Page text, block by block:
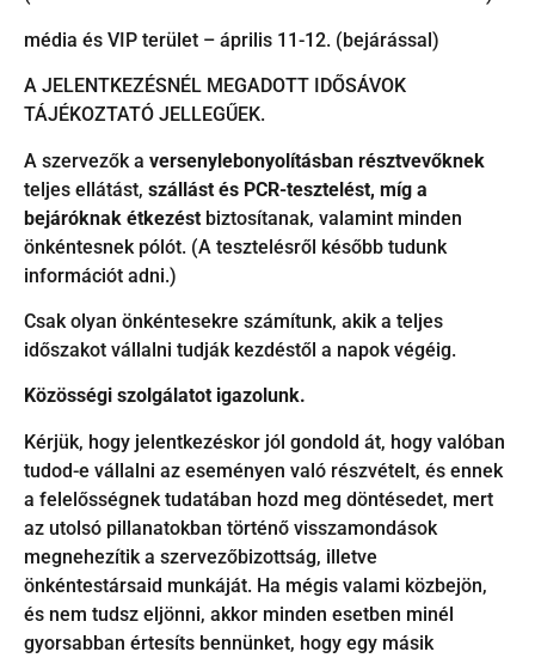
média és VIP terület – április 11-12. (bejárással)
A JELENTKEZÉSNÉL MEGADOTT IDŐSÁVOK
TÁJÉKOZTATÓ JELLEGŰEK.
A szervezők a versenylebonyolításban résztvevőknek
teljes ellátást, szállást és PCR-tesztelést, míg a
bejáróknak étkezést biztosítanak, valamint minden
önkéntesnek pólót. (A tesztelésről később tudunk
információt adni.)
Csak olyan önkéntesekre számítunk, akik a teljes
időszakot vállalni tudják kezdéstől a napok végéig.
Közösségi szolgálatot igazolunk.
Kérjük, hogy jelentkezéskor jól gondold át, hogy valóban
tudod-e vállalni az eseményen való részvételt, és ennek
a felelősségnek tudatában hozd meg döntésedet, mert
az utolsó pillanatokban történő visszamondások
megnehezítik a szervezőbizottság, illetve
önkéntestársaid munkáját. Ha mégis valami közbejön,
és nem tudsz eljönni, akkor minden esetben minél
gyorsabban értesíts bennünket, hogy egy másik